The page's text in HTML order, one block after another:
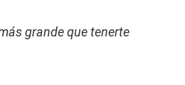
grande que tenerte